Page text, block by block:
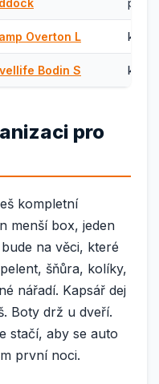
Overton L
Bodin S kufr
pro
kompletní
menší box, jeden
na věci, které
šňůra, kolíky,
nářadí. Kapsář dej
Boty drž u dveří.
stačí, aby se auto
první noci.